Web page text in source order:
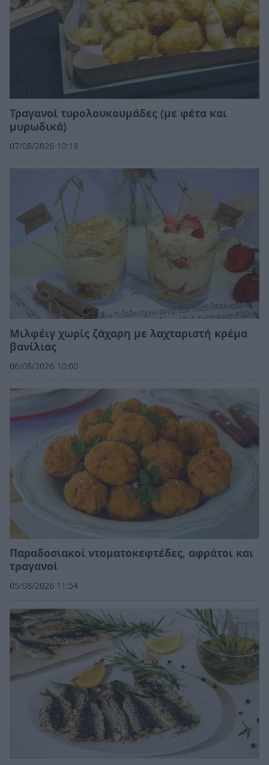
Τραγανοί τυρολουκουμάδες (με φέτα και
μυρωδικά)
07/08/2026 10:18
Μιλφέιγ χωρίς ζάχαρη με λαχταριστή κρέμα
βανίλιας
06/08/2026 10:00
Παραδοσιακοί ντοματοκεφτέδες, αφράτοι και
τραγανοί
05/08/2026 11:54